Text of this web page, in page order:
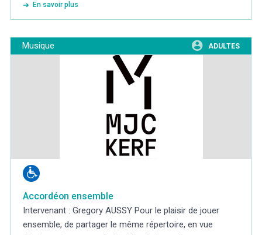
En savoir plus
Musique ADULTES
Accordéon ensemble
Intervenant : Gregory AUSSY Pour le plaisir de jouer
ensemble, de partager le même répertoire, en vue